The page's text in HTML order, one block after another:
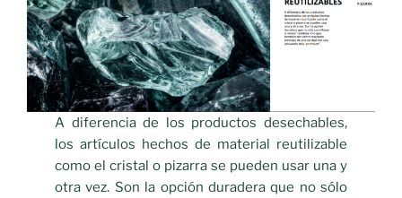
A diferencia de los productos desechables,
los artículos hechos de material reutilizable
como el cristal o pizarra se pueden usar una y
otra vez. Son la opción duradera que no sólo